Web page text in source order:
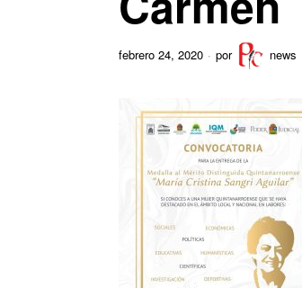
febrero 24, 2020 por news